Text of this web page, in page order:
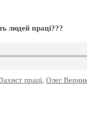
людей праці???
Захист праці, Олег